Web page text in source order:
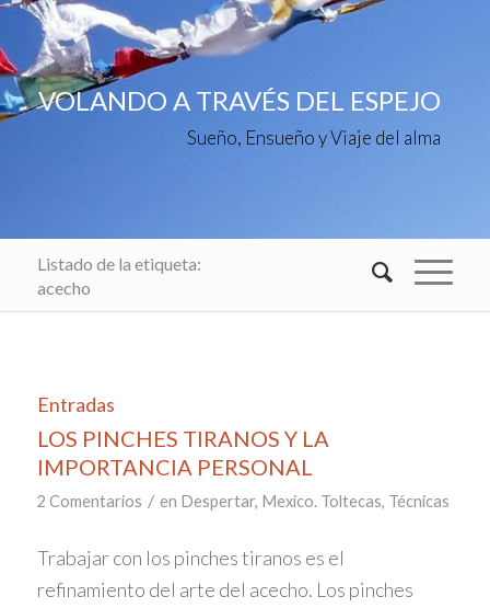
VOLANDO A TRAVÉS DEL ESPEJO
Sueño, Ensueño y Viaje del alma
Listado de la etiqueta:
acecho
Entradas
LOS PINCHES TIRANOS Y LA
IMPORTANCIA PERSONAL
2 Comentarios / en Despertar, Mexico. Toltecas, Técnicas
Trabajar con los pinches tiranos es el
refinamiento del arte del acecho. Los pinches